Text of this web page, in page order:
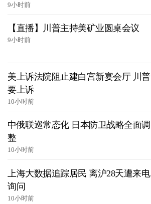
9小时前
【直播】川普主持美矿业圆桌会议
9小时前
美上诉法院阻止建白宫新宴会厅 川普
要上诉
10小时前
中俄联巡常态化 日本防卫战略全面调
整
10小时前
上海大数据追踪居民 离沪28天遭来电
询问
10小时前